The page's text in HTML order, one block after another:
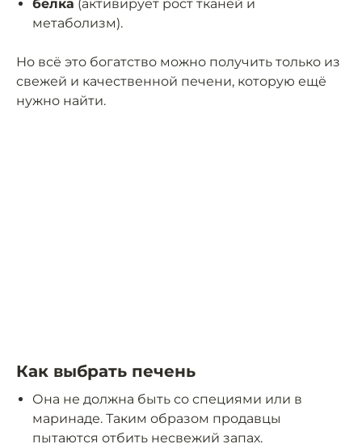
белка (активирует рост тканей и
метаболизм).
Но всё это богатство можно получить только из
свежей и качественной печени, которую ещё
нужно найти.
Как выбрать печень
Она не должна быть со специями или в
маринаде. Таким образом продавцы
пытаются отбить несвежий запах.